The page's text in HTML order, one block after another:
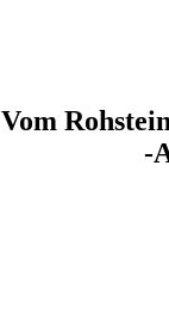
Vom
-